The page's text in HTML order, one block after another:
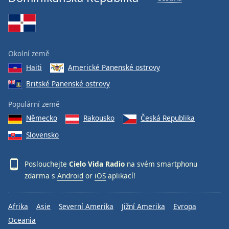
Okolní země
Haiti
Americké Panenské ostrovy
Britské Panenské ostrovy
Populární země
Německo
Rakousko
Česká Republika
Slovensko
Poslouchejte Cielo Vida Radio na svém smartphonu
zdarma s Android or iOS aplikací!
Afrika Asie Severní Amerika Jižní Amerika
Evropa
Oceania